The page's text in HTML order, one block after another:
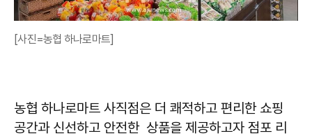
[사진=농협 하나로마트]
농협 하나로마트 사직점은 더 쾌적하고 편리한 쇼핑
공간과 신선하고 안전한 상품을 제공하고자 점포 리